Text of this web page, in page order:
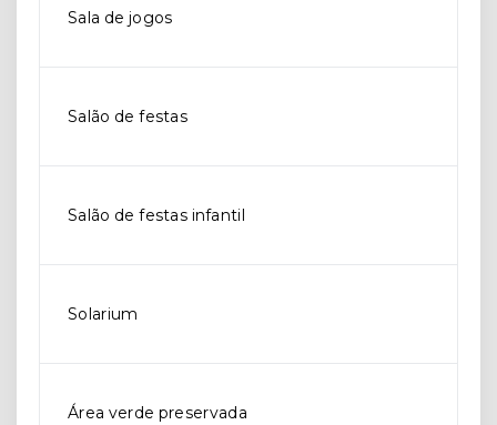
Sala de jogos
Salão de festas
Salão de festas infantil
Solarium
Área verde preservada